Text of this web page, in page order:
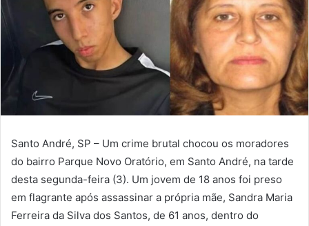
Santo André, SP – Um crime brutal chocou os moradores
do bairro Parque Novo Oratório, em Santo André, na tarde
desta segunda-feira (3). Um jovem de 18 anos foi preso
em flagrante após assassinar a própria mãe, Sandra Maria
Ferreira da Silva dos Santos, de 61 anos, dentro do